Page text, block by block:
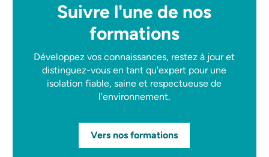
Suivre l'une de nos
formations
Développez vos connaissances, restez à jour et
distinguez-vous en tant qu'expert pour une
isolation fiable, saine et respectueuse de
l'environnement.
Vers nos formations